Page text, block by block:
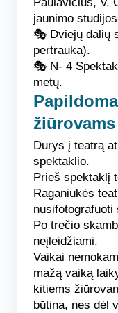
Paulavičius, V.
jaunimo
🎭 Dviejų dalių
pertrauka).
🎭 N- 4
metų.
žiūrovams
Durys į teatrą
spektaklio.
Prieš spektaklį
Raganiukės
nusifotografuoti
Po trečio
neįleidžiami.
Vaikai
mažą vaiką
kitiems
būtina, nes dėl